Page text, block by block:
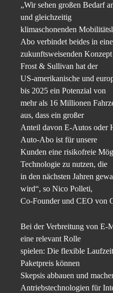
„Wir sehen großen Bedarf
und gleichzeitig
klimaschonenden
Abo verbindet beides in
zukunftsweisenden
Frost & Sullivan hat der
US-amerikanische und
bis 2025 ein Potenzial von
mehr als 16 Millionen
aus, dass ein großer
Anteil davon E-Autos oder
Auto-Abo ist für unsere
Kunden eine risikofreie
Technologie zu nutzen, die
in den nächsten Jahren
wird“, so Nico Polleti,
Co-Founder und CEO von
Bei der Verbreitung von E-
eine relevant Rolle
spielen: Die flexible
Paketpreis können
Skepsis abbauen und
Antriebstechnologien für